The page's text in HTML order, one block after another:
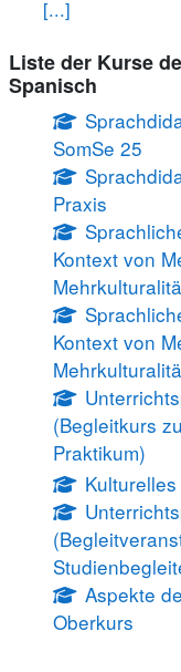
[...]
Liste der Kurse
Spanisch
SomSe 25
Praxis
Kontext von
Kontext von
(Begleitkurs
Praktikum)
Aspekte
Oberkurs